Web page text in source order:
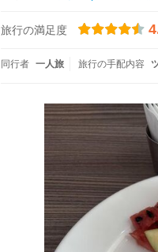
旅行の満足度
同行者 一人旅 旅行の手配内容